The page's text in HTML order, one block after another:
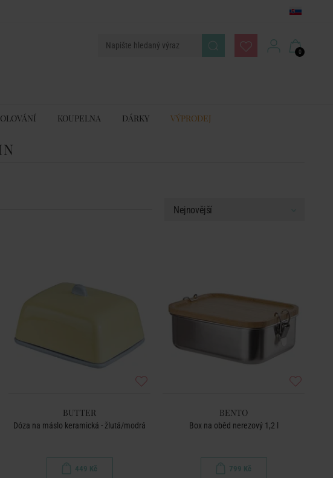
0
KOUPELNA DÁRKY VÝPRODEJ
BUTTER
Dóza na máslo keramická - žlutá/modrá
449 Kč
BENTO
Box na oběd nerezový 1,2 l
799 Kč